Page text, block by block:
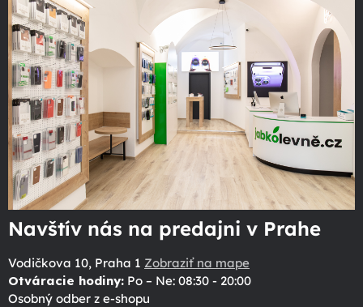
Navštív nás na predajni v Prahe
Vodičkova 10, Praha 1 Zobraziť na mape
Otváracie hodiny: Po – Ne: 08:30 - 20:00
Osobný odber z e-shopu